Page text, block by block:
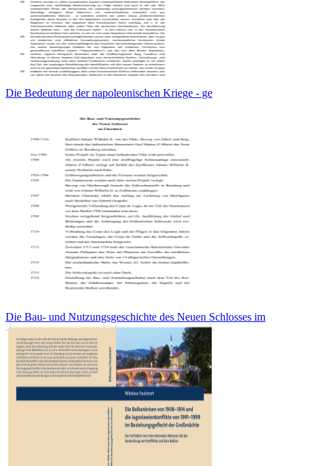
Die Bedeutung der napoleonischen Kriege - ge
Die Bau- und Nutzungsgeschichte des Neuen Schlosses im